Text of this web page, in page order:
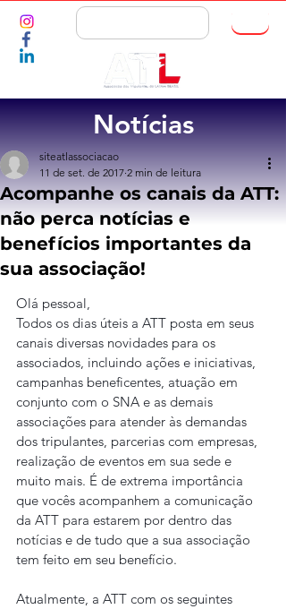
Notícias
Acompanhe os canais da ATT:
não perca notícias e
benefícios importantes da
sua associação!
siteatlassociacao
11 de set. de 2017 2 min de leitura
Olá pessoal,
Todos os dias úteis a ATT posta em seus
canais diversas novidades para os
associados, incluindo ações e iniciativas,
campanhas beneficentes, atuação em
conjunto com o SNA e as demais
associações para atender às demandas
dos tripulantes, parcerias com empresas,
realização de eventos em sua sede e
muito mais. É de extrema importância
que vocês acompanhem a comunicação
da ATT para estarem por dentro das
notícias e de tudo que a sua associação
tem feito em seu benefício.
Atualmente, a ATT com os seguintes